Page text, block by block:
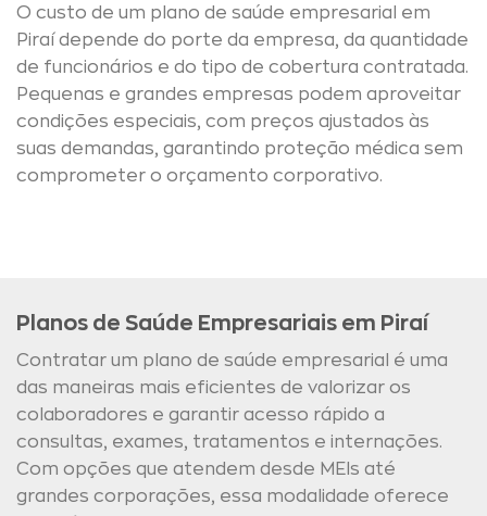
O custo de um plano de saúde empresarial em
Piraí depende do porte da empresa, da quantidade
de funcionários e do tipo de cobertura contratada.
Pequenas e grandes empresas podem aproveitar
condições especiais, com preços ajustados às
suas demandas, garantindo proteção médica sem
comprometer o orçamento corporativo.
Planos de Saúde Empresariais em Piraí
Contratar um plano de saúde empresarial é uma
das maneiras mais eficientes de valorizar os
colaboradores e garantir acesso rápido a
consultas, exames, tratamentos e internações.
Com opções que atendem desde MEIs até
grandes corporações, essa modalidade oferece